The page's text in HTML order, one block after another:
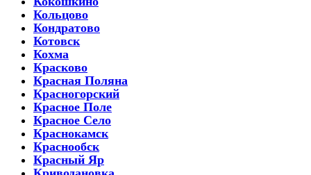
Кольцово
Кондратово
Котовск
Кохма
Красково
Красная Поляна
Красногорский
Красное Поле
Красное Село
Краснокамск
Краснообск
Красный Яр